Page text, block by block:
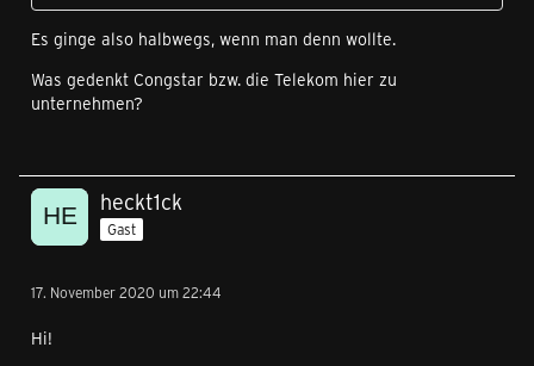
Es ginge also halbwegs, wenn man denn wollte.
Was gedenkt Congstar bzw. die Telekom hier zu
unternehmen?
heckt1ck
Gast
17. November 2020 um 22:44
Hi!